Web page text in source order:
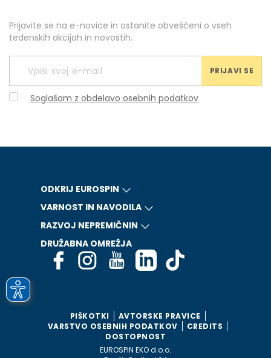
Prijavite se na e-novice in ostanite obveščeni o vseh
tedenskih akcijah in novostih.
PRIJAVI SE
Soglašam z obdelavo osebnih podatkov
ODKRIJ EUROSPIN
VARNOST IN NAVODILA
RAZVOJ NEPREMIČNIN
DRUŽABNA OMREŽJA
PIŠKOTKI
AVTORSKE PRAVICE
VARSTVO OSEBNIH PODATKOV
CREDITS
DOSTOPNOST
EUROSPIN EKO d.o.o.